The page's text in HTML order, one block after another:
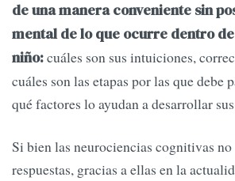
de una manera conveniente sin
mental de lo que ocurre dentro
niño:cuáles son sus intuiciones,
cuáles son las etapas por las que debe
qué factores lo ayudan a desarrollar
Si bien las neurociencias cognitivas no
respuestas, gracias a ellas en la